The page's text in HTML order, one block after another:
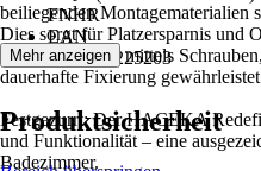
FNHR
EAN
8718848225203
beiliegenden Montagematerialien
Dies sorgt für Platzersparnis und
Montage erfolgt mittels
dauerhafte Fixierung
Festgezurrt: Der HACEKA
und Funktionalität – eine
Badezimmer.
Mehr anzeigen
Produktsicherheit